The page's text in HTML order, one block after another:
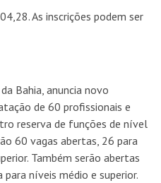
As inscrições podem ser
Bahia, anuncia novo
de 60 profissionais e
reserva de funções de nível
60 vagas abertas, 26 para
Também serão abertas
níveis médio e superior.